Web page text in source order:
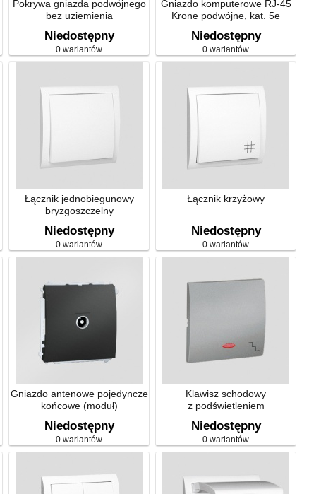
Pokrywa gniazda podwójnego
bez uziemienia
Niedostępny
0 wariantów
Gniazdo komputerowe RJ-45
Krone podwójne, kat. 5e
Niedostępny
0 wariantów
Łącznik jednobiegunowy
bryzgoszczelny
Niedostępny
0 wariantów
Łącznik krzyżowy
Niedostępny
0 wariantów
Gniazdo antenowe pojedyncze
końcowe (moduł)
Niedostępny
0 wariantów
Klawisz schodowy
z podświetleniem
Niedostępny
0 wariantów